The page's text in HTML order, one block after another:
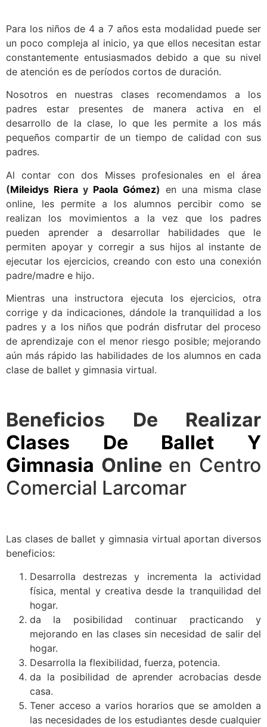
Para los niños de 4 a 7 años esta modalidad puede ser
un poco compleja al inicio, ya que ellos necesitan estar
constantemente entusiasmados debido a que su nivel
de atención es de períodos cortos de duración.
Nosotros en nuestras clases recomendamos a los
padres estar presentes de manera activa en el
desarrollo de la clase, lo que les permite a los más
pequeños compartir de un tiempo de calidad con sus
padres.
Al contar con dos Misses profesionales en el área
(Mileidys Riera y Paola Gómez) en una misma clase
online, les permite a los alumnos percibir como se
realizan los movimientos a la vez que los padres
pueden aprender a desarrollar habilidades que le
permiten apoyar y corregir a sus hijos al instante de
ejecutar los ejercicios, creando con esto una conexión
padre/madre e hijo.
Mientras una instructora ejecuta los ejercicios, otra
corrige y da indicaciones, dándole la tranquilidad a los
padres y a los niños que podrán disfrutar del proceso
de aprendizaje con el menor riesgo posible; mejorando
aún más rápido las habilidades de los alumnos en cada
clase de ballet y gimnasia virtual.
Beneficios De Realizar
Clases De Ballet Y
Gimnasia Online en Centro
Comercial Larcomar
Las clases de ballet y gimnasia virtual aportan diversos
beneficios:
Desarrolla destrezas y incrementa la actividad
física, mental y creativa desde la tranquilidad del
hogar.
da la posibilidad continuar practicando y
mejorando en las clases sin necesidad de salir del
hogar.
Desarrolla la flexibilidad, fuerza, potencia.
da la posibilidad de aprender acrobacias desde
casa.
Tener acceso a varios horarios que se amolden a
las necesidades de los estudiantes desde cualquier